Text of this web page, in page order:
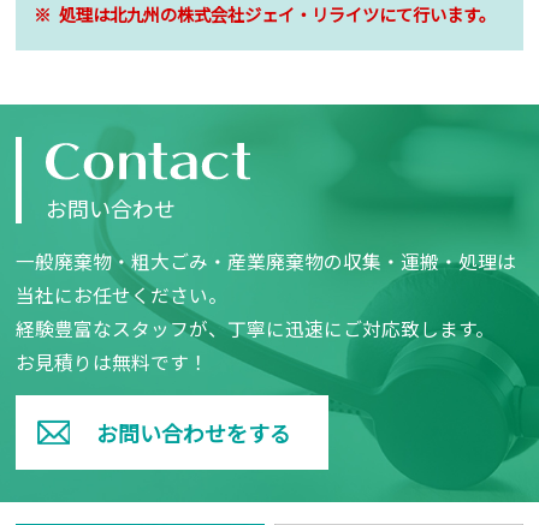
処理は北九州の株式会社ジェイ・リライツにて行います。
お問い合わせ
一般廃棄物・粗大ごみ・産業廃棄物の収集・運搬・処理は
当社にお任せください。
経験豊富なスタッフが、丁寧に迅速にご対応致します。
お見積りは無料です！
お問い合わせをする